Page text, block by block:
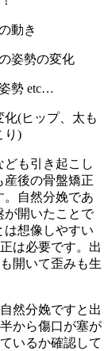
動き
姿勢の変化
勢 etc…
(ヒップ、太も
り)
ども引き起こし
産後の骨盤矯正
。自然分娩であ
が開いたことで
は想像しやすい
は必要です。出
開いて歪みも生
然分娩ですと出
から傷口が塞が
いるか確認して